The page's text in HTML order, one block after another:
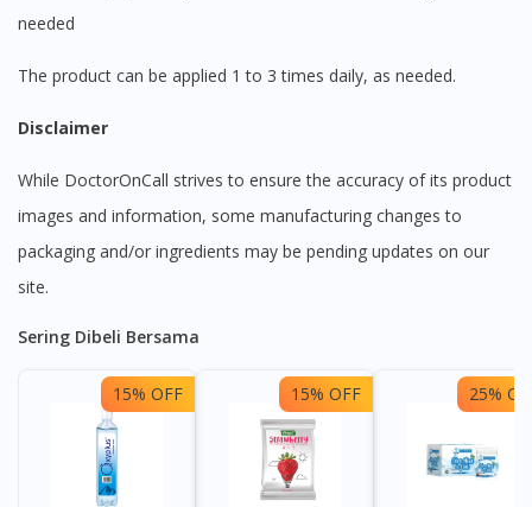
needed
The product can be applied 1 to 3 times daily, as needed.
Disclaimer
While DoctorOnCall strives to ensure the accuracy of its product
images and information, some manufacturing changes to
packaging and/or ingredients may be pending updates on our
site.
Sering Dibeli Bersama
15% OFF 15% OFF 25%